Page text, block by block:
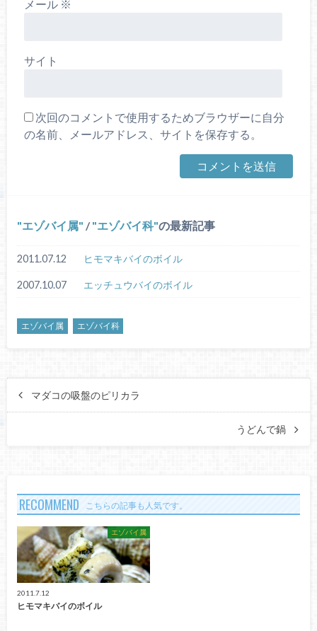
メール ※
サイト
次回のコメントで使用するためブラウザーに自分
の名前、メールアドレス、サイトを保存する。
エゾバイ属 / エゾバイ科 の最新記事
2011.07.12 ヒモマキバイのボイル
2007.10.07 エッチュウバイのボイル
エゾバイ属 エゾバイ科
マダコの吸盤のピリカラ
うどんで鍋
RECOMMEND こちらの記事も人気です。
エゾバイ属
2011.7.12
ヒモマキバイのボイル